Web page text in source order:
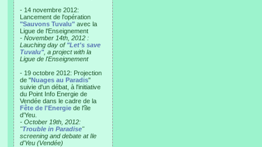
- 14 novembre 2012:
Lancement de l'opération
"Sauvons Tuvalu" avec la
Ligue de l'Enseignement
- November 14th, 2012 :
Lauching day of "Let's save
Tuvalu", a project with la
Ligue de l'Enseignement
- 19 octobre 2012: Projection
de "Nuages au Paradis"
suivie d'un débat, à l'initiative
du Point Info Energie de
Vendée dans le cadre de la
Fête de l'Energie de l'île
d'Yeu.
- October 19th, 2012:
"Trouble in Paradise"
screening and debate at Ile
d'Yeu (Vendée)